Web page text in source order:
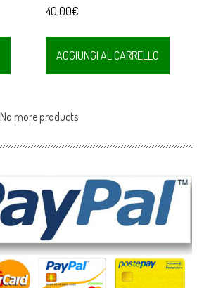
40,00€
AGGIUNGI AL CARRELLO
No more products